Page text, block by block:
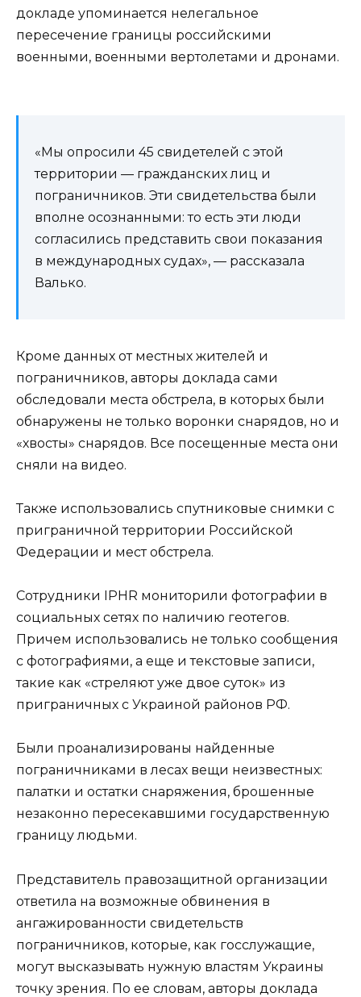
докладе упоминается нелегальное
пересечение границы российскими
военными, военными вертолетами и дронами.
«Мы опросили 45 свидетелей с этой
территории — гражданских лиц и
пограничников. Эти свидетельства были
вполне осознанными: то есть эти люди
согласились представить свои показания
в международных судах», — рассказала
Валько.
Кроме данных от местных жителей и
пограничников, авторы доклада сами
обследовали места обстрела, в которых были
обнаружены не только воронки снарядов, но и
«хвосты» снарядов. Все посещенные места они
сняли на видео.
Также использовались спутниковые снимки с
приграничной территории Российской
Федерации и мест обстрела.
Сотрудники IPHR мониторили фотографии в
социальных сетях по наличию геотегов.
Причем использовались не только сообщения
с фотографиями, а еще и текстовые записи,
такие как «стреляют уже двое суток» из
приграничных с Украиной районов РФ.
Были проанализированы найденные
пограничниками в лесах вещи неизвестных:
палатки и остатки снаряжения, брошенные
незаконно пересекавшими государственную
границу людьми.
Представитель правозащитной организации
ответила на возможные обвинения в
ангажированности свидетельств
пограничников, которые, как госслужащие,
могут высказывать нужную властям Украины
точку зрения. По ее словам, авторы доклада